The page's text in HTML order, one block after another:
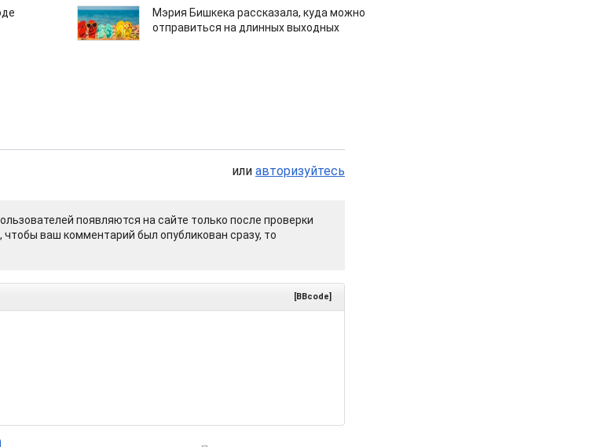
Мэрия Бишкека рассказала, куда можно
отправиться на длинных выходных
или авторизуйтесь
появляются на сайте только после проверки
ваш комментарий был опубликован сразу, то
[BBcode]